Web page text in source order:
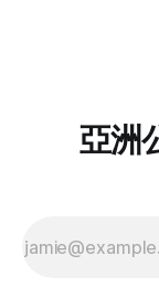
外組織學生社群
顧該場活動精華！ 作為一名克欽族，你在緬甸成長時面對什
欽族『叛族』，
亞洲